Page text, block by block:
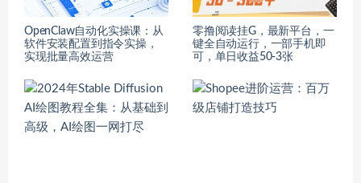
OpenClaw自动化实操课：从
软件安装配置到指令实操，
实现批量高效运营
零撸阅读挂G，最新平台，一
键全自动运行，一部手机即
可，单日收益50-3张